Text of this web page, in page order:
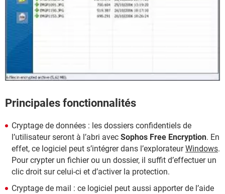
Principales fonctionnalités
Cryptage de données : les dossiers confidentiels de
l’utilisateur seront à l’abri avec Sophos Free Encryption. En
effet, ce logiciel peut s’intégrer dans l’explorateurWindows.
Pour crypter un fichier ou un dossier, il suffit d’effectuer un
clic droit sur celui-ci et d’activer la protection.
Cryptage de mail : ce logiciel peut aussi apporter de l’aide